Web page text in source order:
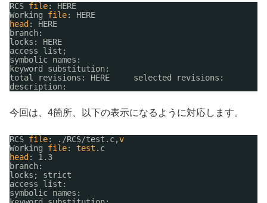
RCS file: HERE
Working file: HERE
head : HERE
branch:
locks: HERE
access list;
symbolic names:
keyword substitution:
total revisions: HERE     selected revisions:
description:
今回は、4箇所、以下の表示になるように対応します。
RCS file: . /RCS/test .c,v
Working file: test .c
head : 1.3
branch:
locks; strict
access list:
symbolic names: